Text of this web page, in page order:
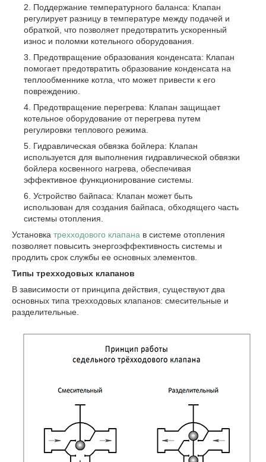
Поддержание температурного баланса: Клапан
регулирует разницу в температуре между подачей и
обраткой, что позволяет предотвратить ускоренный
износ и поломки котельного оборудования.
Предотвращение образования конденсата: Клапан
помогает предотвратить образование конденсата на
теплообменнике котла, что может привести к его
повреждению.
Предотвращение перегрева: Клапан защищает
котельное оборудование от перегрева путем
регулировки теплового режима.
Гидравлическая обвязка бойлера: Клапан
используется для выполнения гидравлической обвязки
бойлера косвенного нагрева, обеспечивая
эффективное функционирование системы.
Устройство байпаса: Клапан может быть
использован для создания байпаса, обходящего часть
системы отопления.
Установка трехходового клапана в системе отопления
позволяет повысить энергоэффективность системы и
продлить срок службы ее основных элементов.
Типы трехходовых клапанов
В зависимости от принципа действия, существуют два
основных типа трехходовых клапанов: смесительные и
разделительные.